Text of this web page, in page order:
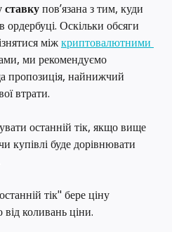
ставку пов’язана з тим, куди
Оскільки обсяги
між криптовалютними
ми рекомендуємо
пропозиція, найнижчий
втрати.
останній тік, якщо вище
купівлі буде дорівнювати
тік" бере ціну
від коливань ціни.